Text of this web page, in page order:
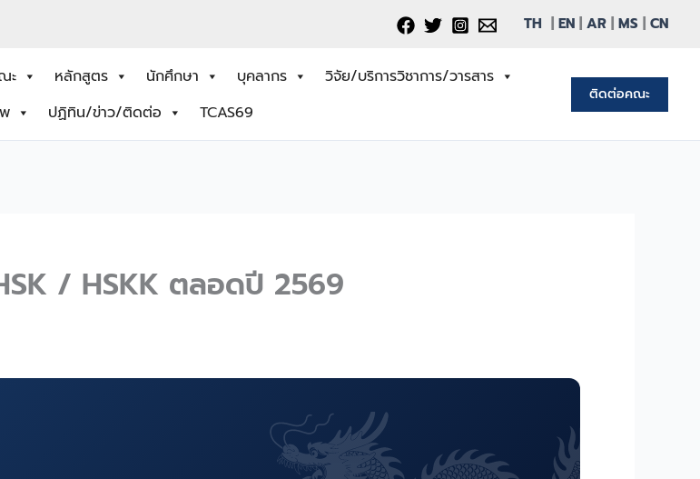
TH EN AR MS CN
ะ หลักสูตร นักศึกษา บุคลากร
วิจัย/บริการวิชาการ/วารสาร
ปฏิทิน/ข่าว/ติดต่อ TCAS69
ติดต่อคณะ
/ HSKK ตลอดปี 2569